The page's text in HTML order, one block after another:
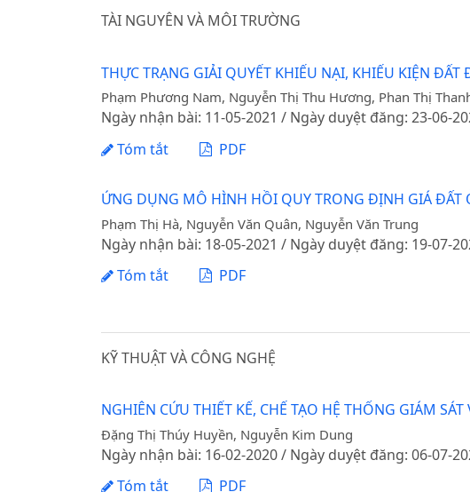
TÀI NGUYÊN VÀ MÔI TRƯỜNG
THỰC TRẠNG GIẢI QUYẾT KHIẾU NẠI, KHIẾU KIỆN
Phạm Phương Nam, Nguyễn Thị Thu Hương, Phan Thị
Ngày nhận bài: 11-05-2021 / Ngày duyệt đăng: 23-06-
Tóm tắt
PDF
ỨNG DỤNG MÔ HÌNH HỒI QUY TRONG ĐỊNH GIÁ ĐẤT
Phạm Thị Hà, Nguyễn Văn Quân, Nguyễn Văn Trung
Ngày nhận bài: 18-05-2021 / Ngày duyệt đăng: 19-07-
Tóm tắt
PDF
KỸ THUẬT VÀ CÔNG NGHỆ
NGHIÊN CỨU THIẾT KẾ, CHẾ TẠO HỆ THỐNG GIÁM
Đặng Thị Thúy Huyền, Nguyễn Kim Dung
Ngày nhận bài: 16-02-2020 / Ngày duyệt đăng: 06-07-
Tóm tắt
PDF